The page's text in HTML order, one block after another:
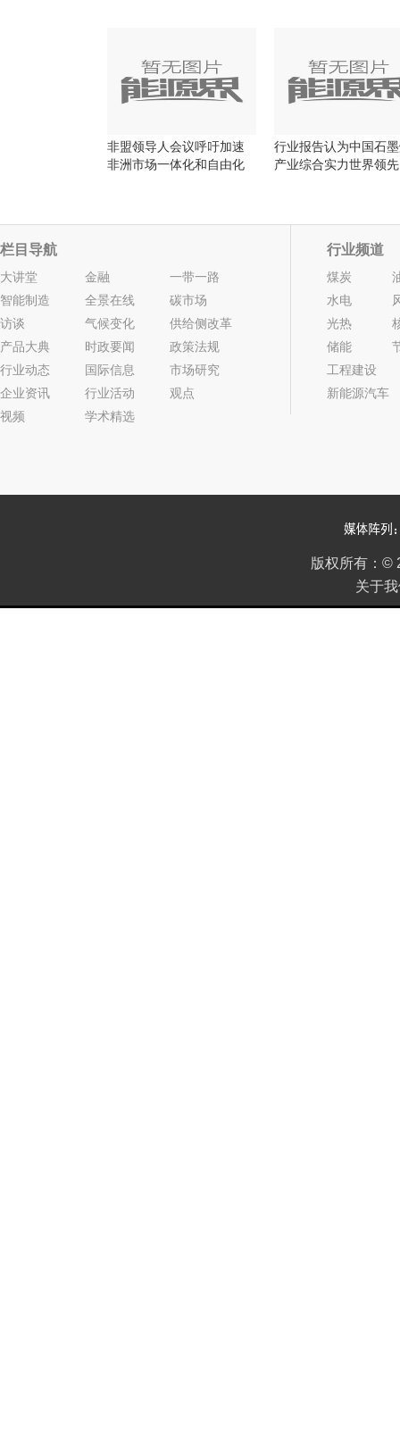
非盟领导人会议呼吁加速
非洲市场一体化和自由化
行业报告认为中国石
产业综合实力世界领先
栏目导航
大讲堂 金融
一带一路
智能制造
全景在线
碳市场
访谈
气候变化
供给侧改革
产品大典
时政要闻
政策法规
行业动态
国际信息
市场研究
企业资讯
行业活动
观点
视频
学术精选
行业频道
煤炭
水电
光热
储能
工程建设
新能源汽车
版权所有： ©
关于